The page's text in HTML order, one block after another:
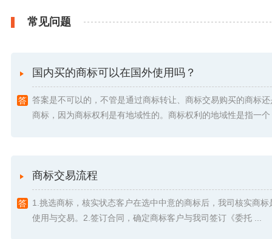
常见问题
国内买的商标可以在国外使用吗？
答案是不可以的，不管是通过商标转让、商标交易购买的商标
商标，因为商标权利是有地域性的。商标权利的地域性是指一
商标交易流程
1.挑选商标，核实状态客户在选中中意的商标后，我司核实商标
使用与交易。2.签订合同，确定商标客户与我司签订《委托 ...